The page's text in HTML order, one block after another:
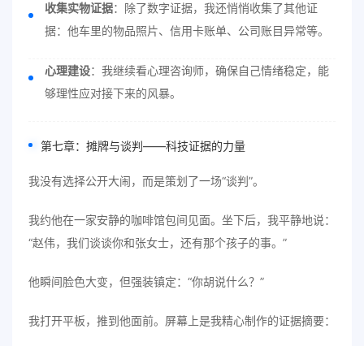
收集实物证据：除了数字证据，我还悄悄收集了其他证
据：他车里的物品照片、信用卡账单、公司账目异常等。
心理建设：我继续看心理咨询师，确保自己情绪稳定，能
够理性应对接下来的风暴。
第七章：摊牌与谈判——科技证据的力量
我没有选择公开大闹，而是策划了一场“谈判”。
我约他在一家安静的咖啡馆包间见面。坐下后，我平静地说：
“赵伟，我们谈谈你和张女士，还有那个孩子的事。”
他瞬间脸色大变，但强装镇定：“你胡说什么？”
我打开平板，推到他面前。屏幕上是我精心制作的证据摘要：